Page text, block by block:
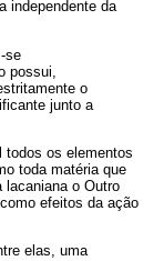
independente da
se
possui,
o
junto a
todos os elementos
toda matéria que
lacaniana o Outro
efeitos da ação
elas, uma